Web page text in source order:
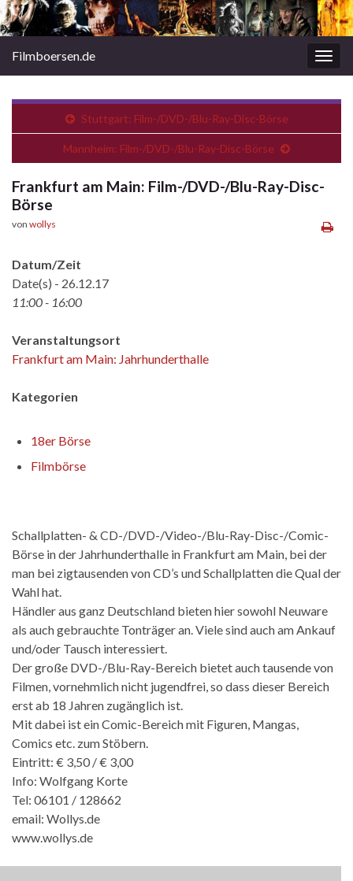
Filmboersen.de
Stuttgart: Film-/DVD-/Blu-Ray-Disc-Börse
Mannheim: Film-/DVD-/Blu-Ray-Disc-Börse
Frankfurt am Main: Film-/DVD-/Blu-Ray-Disc-
Börse
von wollys
Datum/Zeit
Date(s) - 26.12.17
11:00 - 16:00
Veranstaltungsort
Frankfurt am Main: Jahrhunderthalle
Kategorien
18er Börse
Filmbörse
Schallplatten- & CD-/DVD-/Video-/Blu-Ray-Disc-/Comic-
Börse in der Jahrhunderthalle in Frankfurt am Main, bei der
man bei zigtausenden von CD’s und Schallplatten die Qual der
Wahl hat.
Händler aus ganz Deutschland bieten hier sowohl Neuware
als auch gebrauchte Tonträger an. Viele sind auch am Ankauf
und/oder Tausch interessiert.
Der große DVD-/Blu-Ray-Bereich bietet auch tausende von
Filmen, vornehmlich nicht jugendfrei, so dass dieser Bereich
erst ab 18 Jahren zugänglich ist.
Mit dabei ist ein Comic-Bereich mit Figuren, Mangas,
Comics etc. zum Stöbern.
Eintritt: € 3,50 / € 3,00
Info: Wolfgang Korte
Tel: 06101 / 128662
email: Wollys.de
www.wollys.de